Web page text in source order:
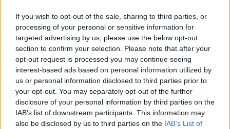
If you wish to opt-out of the sale, sharing to third parties, or
processing of your personal or sensitive information for
targeted advertising by us, please use the below opt-out
section to confirm your selection. Please note that after your
opt-out request is processed you may continue seeing
interest-based ads based on personal information utilized by
us or personal information disclosed to third parties prior to
your opt-out. You may separately opt-out of the further
disclosure of your personal information by third parties on the
IAB’s list of downstream participants. This information may
also be disclosed by us to third parties on the IAB’s List of